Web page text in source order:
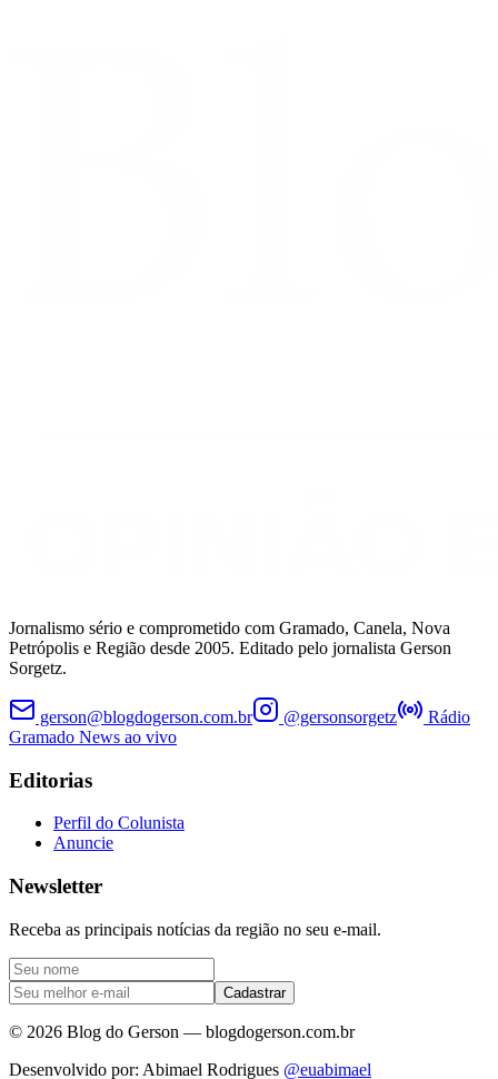
Jornalismo sério e comprometido com Gramado, Canela, Nova
Petrópolis e Região desde 2005. Editado pelo jornalista Gerson
Sorgetz.
gerson@blogdogerson.com.br @gersonsorgetz
Rádio
Gramado News ao vivo
Editorias
Perfil do Colunista
Anuncie
Newsletter
Receba as principais notícias da região no seu e-mail.
Cadastrar
© 2026 Blog do Gerson — blogdogerson.com.br
Desenvolvido por: Abimael Rodrigues @euabimael